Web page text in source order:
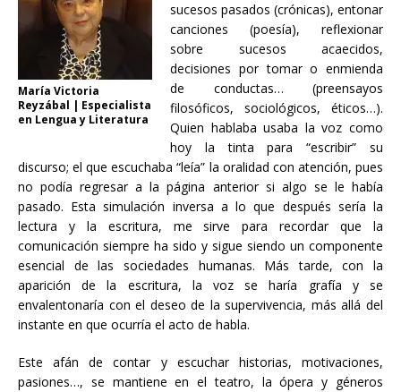
María Victoria
Reyzábal | Especialista
en Lengua y Literatura
sucesos pasados (crónicas), entonar
canciones (poesía), reflexionar
sobre sucesos acaecidos,
decisiones por tomar o enmienda
de conductas… (preensayos
filosóficos, sociológicos, éticos…).
Quien hablaba usaba la voz como
hoy la tinta para “escribir” su
discurso; el que escuchaba “leía” la oralidad con atención, pues
no podía regresar a la página anterior si algo se le había
pasado. Esta simulación inversa a lo que después sería la
lectura y la escritura, me sirve para recordar que la
comunicación siempre ha sido y sigue siendo un componente
esencial de las sociedades humanas. Más tarde, con la
aparición de la escritura, la voz se haría grafía y se
envalentonaría con el deseo de la supervivencia, más allá del
instante en que ocurría el acto de habla.
Este afán de contar y escuchar historias, motivaciones,
pasiones…, se mantiene en el teatro, la ópera y géneros